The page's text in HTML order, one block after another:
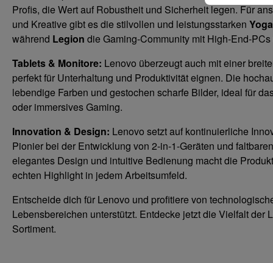
Profis, die Wert auf Robustheit und Sicherheit legen. Für
und Kreative gibt es die stilvollen und leistungsstarken Yoga
während Legion die Gaming-Community mit High-End-
Tablets & Monitore: Lenovo überzeugt auch mit einer
perfekt für Unterhaltung und Produktivität eignen. Die
lebendige Farben und gestochen scharfe Bilder, ideal für
oder immersives Gaming.
Innovation & Design: Lenovo setzt auf kontinuierliche
Pionier bei der Entwicklung von 2-in-1-Geräten und
elegantes Design und intuitive Bedienung macht die
echten Highlight in jedem Arbeitsumfeld.
Entscheide dich für Lenovo und profitiere von
Lebensbereichen unterstützt. Entdecke jetzt die Vielfalt der
Sortiment.